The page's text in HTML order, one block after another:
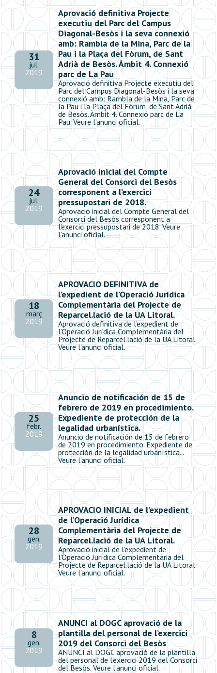
31
jul.
2019
Aprovació definitiva Projecte
executiu del Parc del Campus
Diagonal-Besòs i la seva connexió
amb: Rambla de la Mina, Parc de la
Pau i la Plaça del Fòrum, de Sant
Adrià de Besòs. Àmbit 4. Connexió
parc de La Pau
Aprovació definitiva Projecte executiu del
Parc del Campus Diagonal-Besòs i la seva
connexió amb: Rambla de la Mina, Parc de
la Pau i la Plaça del Fòrum, de Sant Adrià
de Besòs. Àmbit 4. Connexió parc de La
Pau. Veure l’anunci oficial.
24
jul.
2019
Aprovació inicial del Compte
General del Consorci del Besòs
corresponent a l’exercici
pressupostari de 2018.
Aprovació inicial del Compte General del
Consorci del Besòs corresponent a
l’exercici pressupostari de 2018. Veure
l’anunci oficial.
18
març
2019
APROVACIO DEFINITIVA de
l’expedient de l’Operació Jurídica
Complementària del Projecte de
Reparcel.lació de la UA Litoral.
Aprovació definitiva de l’expedient de
l’Operació Jurídica Complementària del
Projecte de Reparcel.lació de la UA Litoral.
Veure l’anunci oficial.
25
febr.
2019
Anuncio de notificación de 15 de
febrero de 2019 en procedimiento.
Expediente de protección de la
legalidad urbanística.
Anuncio de notificación de 15 de febrero
de 2019 en procedimiento. Expediente de
protección de la legalidad urbanística. .
Veure l’anunci oficial.
28
gen.
2019
APROVACIO INICIAL de l’expedient
de l’Operació Jurídica
Complementària del Projecte de
Reparcel.lació de la UA Litoral.
Aprovació inicial de l’expedient de
l’Operació Jurídica Complementària del
Projecte de Reparcel.lació de la UA Litoral.
Veure l’anunci oficial.
8
gen.
2019
ANUNCI al DOGC aprovació de la
plantilla del personal de l’exercici
2019 del Consorci del Besòs
ANUNCI al DOGC aprovació de la plantilla
del personal de l’exercici 2019 del Consorci
del Besòs. Veure l’anunci oficial.